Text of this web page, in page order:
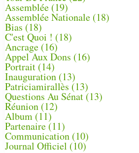
Assemblée (19)
Assemblée Nationale (18)
Bias (18)
C'est Quoi ! (18)
Ancrage (16)
Appel Aux Dons (16)
Portrait (14)
Inauguration (13)
Patriciamirallès (13)
Questions Au Sénat(13)
Réunion (12)
Album (11)
Partenaire(11)
Communication (10)
Journal Officiel (10)